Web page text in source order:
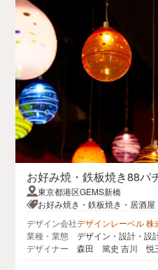
お好み焼・鉄板焼き88
東京都港区GEMS新橋
お好み焼き・鉄板焼き・居酒屋
デザイン会社デザインレーベル 株
業種・業態
デザイン・設計・設
デザイナー
森田 篤史 吉川